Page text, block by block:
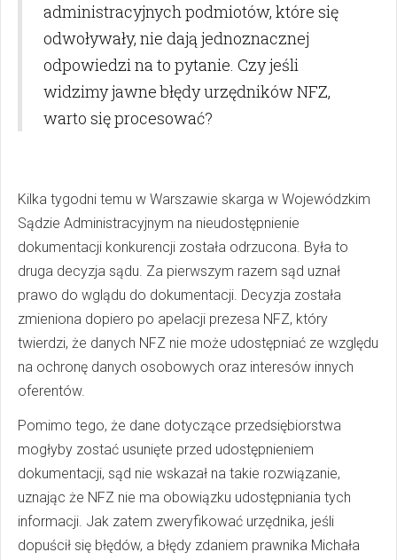
administracyjnych podmiotów, które się
odwoływały, nie dają jednoznacznej
odpowiedzi na to pytanie. Czy jeśli
widzimy jawne błędy urzędników NFZ,
warto się procesować?
Kilka tygodni temu w Warszawie skarga w Wojewódzkim
Sądzie Administracyjnym na nieudostępnienie
dokumentacji konkurencji została odrzucona. Była to
druga decyzja sądu. Za pierwszym razem sąd uznał
prawo do wglądu do dokumentacji. Decyzja została
zmieniona dopiero po apelacji prezesa NFZ, który
twierdzi, że danych NFZ nie może udostępniać ze względu
na ochronę danych osobowych oraz interesów innych
oferentów.
Pomimo tego, że dane dotyczące przedsiębiorstwa
mogłyby zostać usunięte przed udostępnieniem
dokumentacji, sąd nie wskazał na takie rozwiązanie,
uznając że NFZ nie ma obowiązku udostępniania tych
informacji. Jak zatem zweryfikować urzędnika, jeśli
dopuścił się błędów, a błędy zdaniem prawnika Michała